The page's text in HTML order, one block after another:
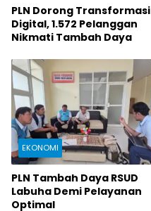
PLN Dorong Transformasi
Digital, 1.572 Pelanggan
Nikmati Tambah Daya
EKONOMI
PLN Tambah Daya RSUD
Labuha Demi Pelayanan
Optimal